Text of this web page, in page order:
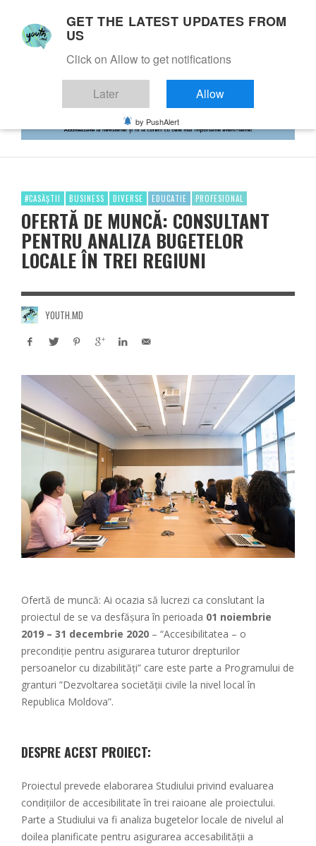
#CASĂȘTII BUSINESS DIVERSE EDUCATIE PROFESIONAL
OFERTĂ DE MUNCĂ: CONSULTANT
PENTRU ANALIZA BUGETELOR
LOCALE ÎN TREI REGIUNI
YOUTH.MD
Ofertă de muncă: Ai ocazia să lucrezi ca conslutant la
proiectul de se va desfășura în perioada 01 noiembrie
2019 – 31 decembrie 2020 – “Accesibilitatea – o
precondiție pentru asigurarea tuturor drepturilor
persoanelor cu dizabilități” care este parte a Programului de
granturi ”Dezvoltarea societății civile la nivel local în
Republica Moldova”.
DESPRE ACEST PROIECT:
Proiectul prevede elaborarea Studiului privind evaluarea
condițiilor de accesibilitate în trei raioane ale proiectului.
Parte a Studiului va fi analiza bugetelor locale de nivelul al
doilea planificate pentru asigurarea accesabilității a
GET THE LATEST UPDATES FROM
US
Click on Allow to get notifications
Later Allow
by PushAlert